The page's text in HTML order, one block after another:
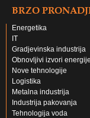
BRZO
Energetika
IT
Gradjevinska industrija
Obnovljivi izvori energije
Nove tehnologije
Logistika
Metalna industrija
Industrija pakovanja
Tehnologija voda